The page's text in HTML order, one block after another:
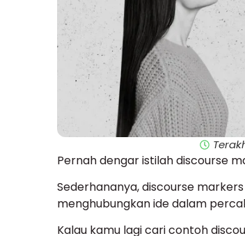
Pernah dengar istilah discourse
Sederhananya, discourse
menghubungkan ide dalam
Kalau kamu lagi cari contoh